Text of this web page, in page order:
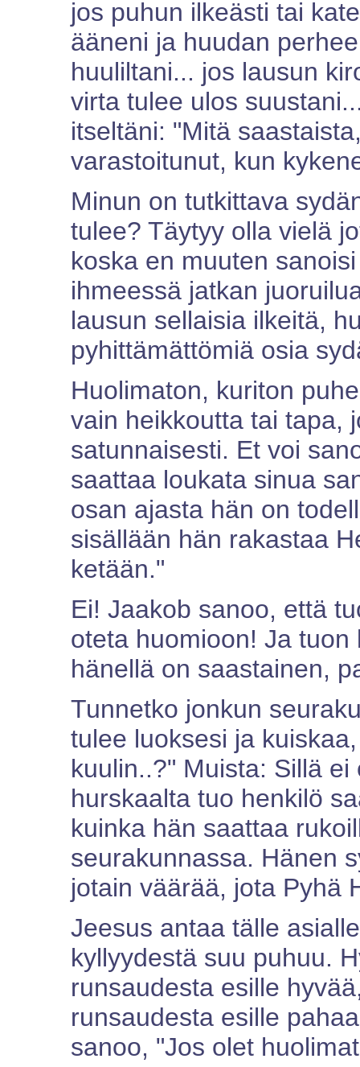
jos puhun ilkeästi tai
ääneni ja huudan
huuliltani... jos lausun
virta tulee ulos
itseltäni: "Mitä
varastoitunut, kun
Minun on tutkittava
tulee? Täytyy olla vielä
koska en muuten
ihmeessä jatkan
lausun sellaisia ilkeitä,
pyhittämättömiä osia
Huolimaton, kuriton
vain heikkoutta tai tapa,
satunnaisesti. Et voi
saattaa loukata sinua
osan ajasta hän on
sisällään hän rakastaa
ketään."
Ei! Jaakob sanoo, että
oteta huomioon! Ja
hänellä on saastainen,
Tunnetko jonkun
tulee luoksesi ja
kuulin..?" Muista: Sillä
hurskaalta tuo henkilö
kuinka hän saattaa
seurakunnassa. Hänen
jotain väärää, jota Pyhä
Jeesus antaa tälle
kyllyydestä suu puhuu.
runsaudesta esille
runsaudesta esille
sanoo, "Jos olet